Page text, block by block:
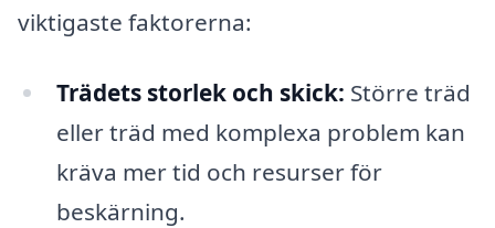
viktigaste faktorerna:
Trädets storlek och skick: Större träd
eller träd med komplexa problem kan
kräva mer tid och resurser för
beskärning.